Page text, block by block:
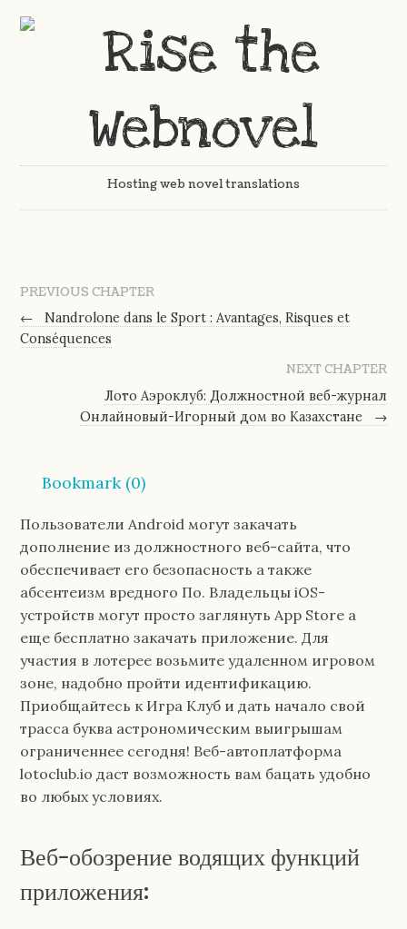
Hosting web novel translations
PREVIOUS CHAPTER
←
Nandrolone dans le Sport : Avantages, Risques et
Conséquences
NEXT CHAPTER
Лото Аэроклуб: Должностной веб-журнал
Онлайновый-Игорный дом во Казахстане
→
Bookmark (0)
Пользователи Android могут закачать
дополнение из должностного веб-сайта, что
обеспечивает его безопасность а также
абсентеизм вредного По. Владельцы iOS-
устройств могут просто заглянуть App Store а
еще бесплатно закачать приложение. Для
участия в лотерее возьмите удаленном игровом
зоне, надобно пройти идентификацию.
Приобщайтесь к Игра Клуб и дать начало свой
трасса буква астрономическим выигрышам
ограниченнее сегодня! Веб-автоплатформа
lotoclub.io даст возможность вам бацать удобно
во любых условиях.
Веб-обозрение водящих функций
приложения: